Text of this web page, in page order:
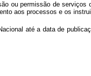
ou permissão de
aos processos e os
até a data de